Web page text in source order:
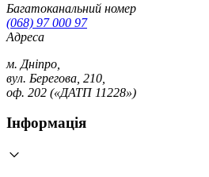
Багатоканальний номер
(068) 97 000 97
Адреса
м. Дніпро,
вул. Берегова, 210,
оф. 202 («ДАТП 11228»)
Інформація